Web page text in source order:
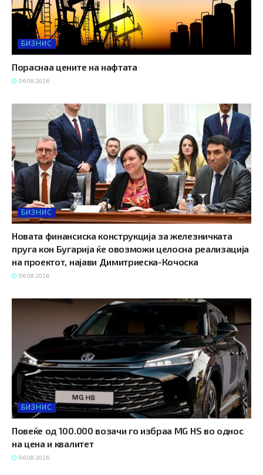
БИЗНИС
Пораснаа цените на нафтата
06.08.2026
БИЗНИС
Новата финансиска конструкција за железничката
пруга кон Бугарија ќе овозможи целосна реализација
на проектот, најави Димитриеска-Кочоска
06.08.2026
БИЗНИС
Повеќе од 100.000 возачи го избраа MG HS во однос
на цена и квалитет
06.08.2026